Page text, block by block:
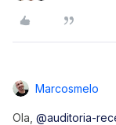
Marcosmelo
Ola, @auditoria-